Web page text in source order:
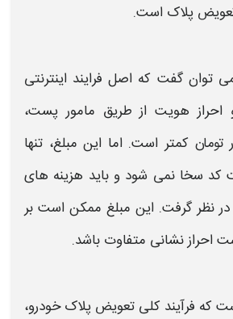
پلاک است.
توان گفت که اصل فرایند اینترنتی
احراز هویت از طریق مامور پست،
از 200 هزار تومان کمتر است. اما این مبلغ، تنها
کد سخا نمی‌ شود و باید هزینه‌ های
در نظر گرفت. این مبلغ ممکن است بر
نشانی متفاوت باشد.
که فرآیند کلی تعویض پلاک خودرو،